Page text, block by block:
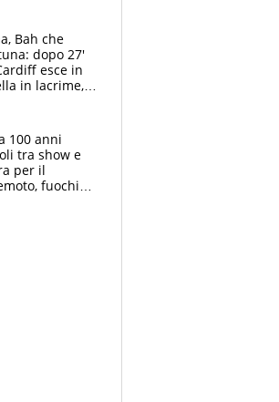
Bah che
dopo 27'
esce in
in lacrime,
3 gol in
100 anni
tra show e
per il
fuochi